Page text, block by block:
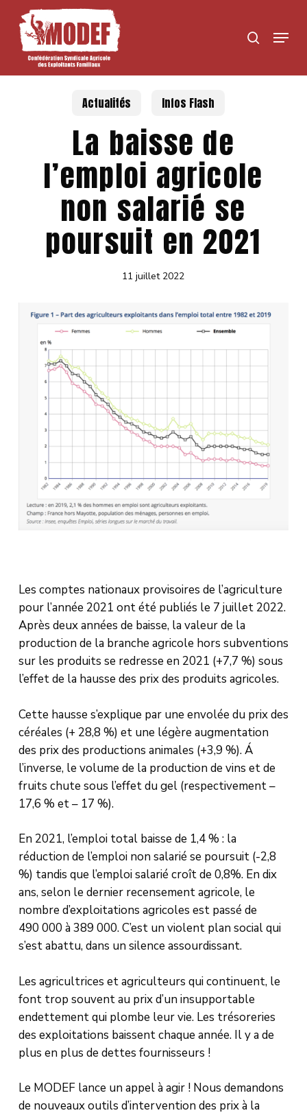
content
search
Menu
Actualités Infos Flash
La baisse de
l’emploi agricole
non salarié se
poursuit en 2021
11 juillet 2022
Les comptes nationaux provisoires de l’agriculture
pour l’année 2021 ont été publiés le 7 juillet 2022.
Après deux années de baisse, la valeur de la
production de la branche agricole hors subventions
sur les produits se redresse en 2021 (+7,7 %) sous
l’effet de la hausse des prix des produits agricoles.
Cette hausse s’explique par une envolée du prix des
céréales (+ 28,8 %) et une légère augmentation
des prix des productions animales (+3,9 %). Á
l’inverse, le volume de la production de vins et de
fruits chute sous l’effet du gel (respectivement –
17,6 % et – 17 %).
En 2021, l’emploi total baisse de 1,4 % : la
réduction de l’emploi non salarié se poursuit (-2,8
%) tandis que l’emploi salarié croît de 0,8%. En dix
ans, selon le dernier recensement agricole, le
nombre d’exploitations agricoles est passé de
490 000 à 389 000. C’est un violent plan social qui
s’est abattu, dans un silence assourdissant.
Les agricultrices et agriculteurs qui continuent, le
font trop souvent au prix d’un insupportable
endettement qui plombe leur vie. Les trésoreries
des exploitations baissent chaque année. Il y a de
plus en plus de dettes fournisseurs !
Le MODEF lance un appel à agir ! Nous demandons
de nouveaux outils d’intervention des prix à la